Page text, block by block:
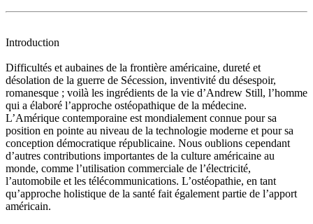
Introduction
Difficultés et aubaines de la frontière américaine, dureté et
désolation de la guerre de Sécession, inventivité du désespoir,
romanesque ; voilà les ingrédients de la vie d’Andrew Still, l’homme
qui a élaboré l’approche ostéopathique de la médecine.
L’Amérique contemporaine est mondialement connue pour sa
position en pointe au niveau de la technologie moderne et pour sa
conception démocratique républicaine. Nous oublions cependant
d’autres contributions importantes de la culture américaine au
monde, comme l’utilisation commerciale de l’électricité,
l’automobile et les télécommunications. L’ostéopathie, en tant
qu’approche holistique de la santé fait également partie de l’apport
américain.